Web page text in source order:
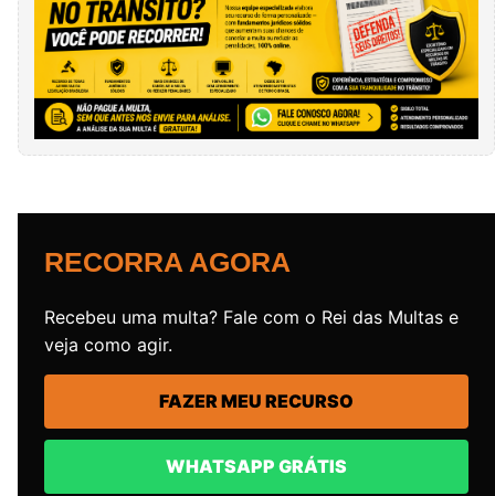
RECORRA AGORA
Recebeu uma multa? Fale com o Rei das Multas e
veja como agir.
FAZER MEU RECURSO
WHATSAPP GRÁTIS